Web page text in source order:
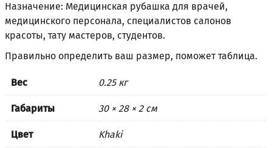
Назначение: Медицинская рубашка для врачей,
медицинского персонала, специалистов салонов
красоты, тату мастеров, студентов.
Правильно определить ваш размер, поможеттаблица.
Вес 0.25 кг
Габариты 30 × 28 × 2 см
Цвет Khaki